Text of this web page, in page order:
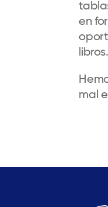
en
libros.
mal